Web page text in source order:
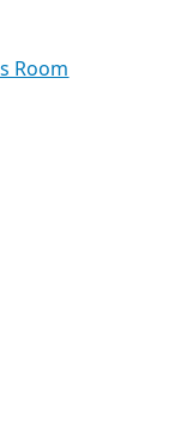
Room